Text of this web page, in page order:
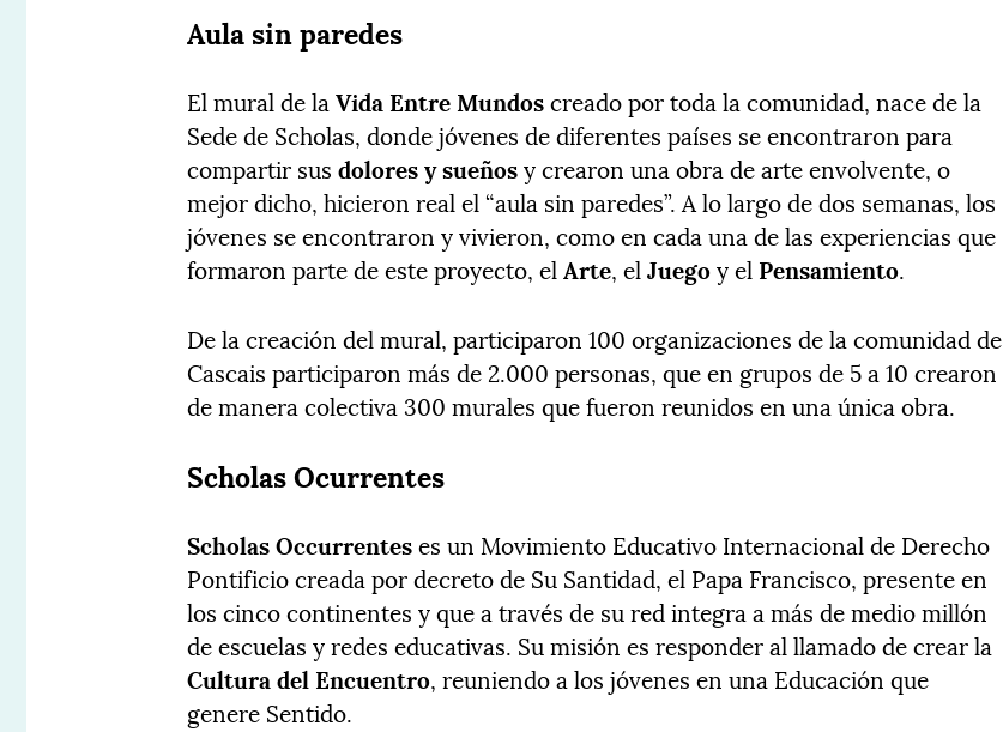
Aula sin paredes
El mural de laVida Entre Mundoscreado por toda la comunidad, nace de la
Sede de Scholas, donde jóvenes de diferentes países se encontraron para
compartir susdolores y sueñosy crearon una obra de arte envolvente, o
mejor dicho, hicieron real el “aula sin paredes”. A lo largo de dos semanas, los
jóvenes se encontraron y vivieron, como en cada una de las experiencias que
formaron parte de este proyecto, elArte, elJuegoy el Pensamiento.
De la creación del mural, participaron 100 organizaciones de la comunidad de
Cascais participaron más de 2.000 personas, que en grupos de 5 a 10 crearon
de manera colectiva 300 murales que fueron reunidos en una única obra.
Scholas Ocurrentes
Scholas Occurrenteses un Movimiento Educativo Internacional de Derecho
Pontificio creada por decreto de Su Santidad, el Papa Francisco, presente en
los cinco continentes y que a través de su red integra a más de medio millón
de escuelas y redes educativas. Su misión es responder al llamado de crear la
Cultura del Encuentro, reuniendo a los jóvenes en una Educación que
genere Sentido.